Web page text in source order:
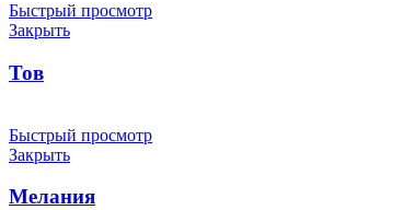
Быстрый просмотр
Закрыть
Тов
Быстрый просмотр
Закрыть
Мелания